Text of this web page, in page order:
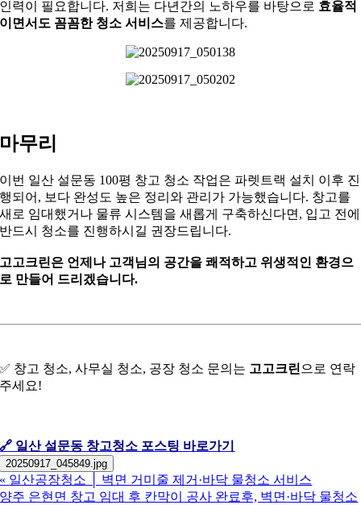
인력이 필요합니다. 저희는 다년간의 노하우를 바탕으로 효율적
이면서도 꼼꼼한 청소 서비스를 제공합니다.
마무리
이번 일산 설문동 100평 창고 청소 작업은 파렛트랙 설치 이후 진
행되어, 보다 완성도 높은 정리와 관리가 가능했습니다. 창고를
새로 임대했거나 물류 시스템을 새롭게 구축하신다면, 입고 전에
반드시 청소를 진행하시길 권장드립니다.
고고크린은 언제나 고객님의 공간을 쾌적하고 위생적인 환경으
로 만들어 드리겠습니다.
✅ 창고 청소, 사무실 청소, 공장 청소 문의는 고고크린 으로 연락
주세요!
🔗 일산 설문동 창고청소 포스팅 바로가기
20250917_045849.jpg
« 일산공장청소 │ 벽면 거미줄 제거·바닥 물청소 서비스
양주 은현면 창고 임대 후 칸막이 공사 완료후, 벽면·바닥 물청소